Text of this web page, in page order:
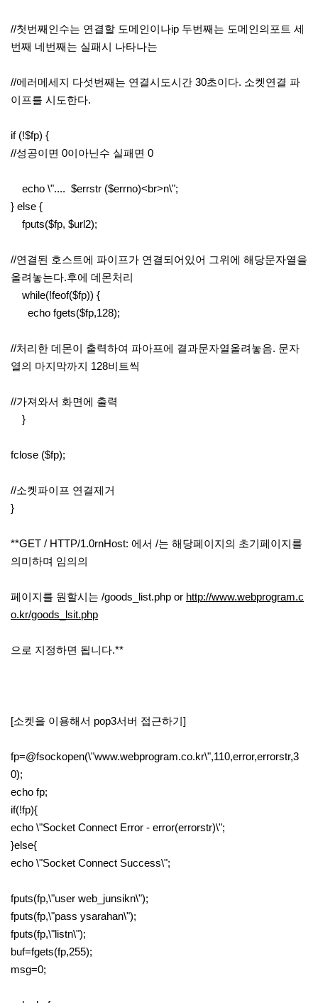
//첫번째인수는 연결할 도메인이나ip 두번째는 도메인의포트 세
번째 네번째는 실패시 나타나는
//에러메세지 다섯번째는 연결시도시간 30초이다. 소켓연결 파
이프를 시도한다.
if (!$fp) {
//성공이면 0이아닌수 실패면 0
echo \".... $errstr ($errno)<br>n\";
} else {
fputs($fp, $url2);
//연결된 호스트에 파이프가 연결되어있어 그위에 해당문자열을
올려놓는다.후에 데몬처리
while(!feof($fp)) {
echo fgets($fp,128);
//처리한 데몬이 출력하여 파아프에 결과문자열올려놓음. 문자
열의 마지막까지 128비트씩
//가져와서 화면에 출력
}
fclose ($fp);
//소켓파이프 연결제거
}
**GET / HTTP/1.0rnHost: 에서 /는 해당페이지의 초기페이지를
의미하며 임의의
페이지를 원할시는 /goods_list.php or http://www.webprogram.c
o.kr/goods_lsit.php
으로 지정하면 됩니다.**
[소켓을 이용해서 pop3서버 접근하기]
fp=@fsockopen(\"www.webprogram.co.kr\",110,error,errorstr,3
0);
echo fp;
if(!fp){
echo \"Socket Connect Error - error(errorstr)\";
}else{
echo \"Socket Connect Success\";
fputs(fp,\"user web_junsikn\");
fputs(fp,\"pass ysarahan\");
fputs(fp,\"listn\");
buf=fgets(fp,255);
msg=0;